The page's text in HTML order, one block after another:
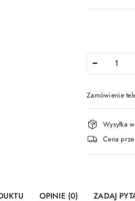
Zamówienie
i
dostawa
Wysyłka
Cena
OPINIE (0) ZADAJ